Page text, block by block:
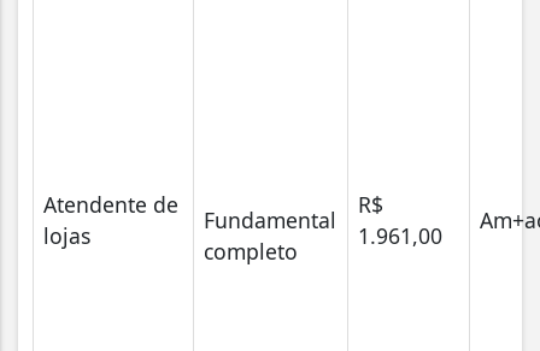
Atendente de
lojas
Fundamental
completo
R$
1.961,00